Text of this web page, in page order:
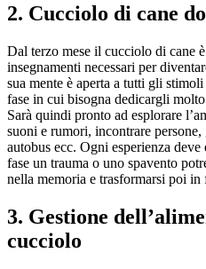
2. Cucciolo di cane
Dal terzo mese il cucciolo di cane
insegnamenti necessari per
sua mente è aperta a tutti gli
fase in cui bisogna dedicargli
Sarà quindi pronto ad esplorare
suoni e rumori, incontrare
autobus ecc. Ogni esperienza
fase un trauma o uno spavento
nella memoria e trasformarsi poi in
3. Gestione
cucciolo